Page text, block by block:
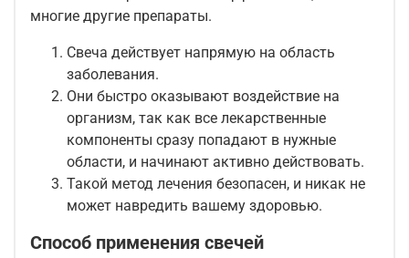
многие другие препараты.
Свеча действует напрямую на область
заболевания.
Они быстро оказывают воздействие на
организм, так как все лекарственные
компоненты сразу попадают в нужные
области, и начинают активно действовать.
Такой метод лечения безопасен, и никак не
может навредить вашему здоровью.
Способ применения свечей